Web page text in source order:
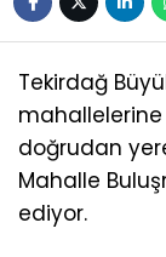
Tekirdağ
mahallelerine
doğrudan
Mahalle
ediyor.